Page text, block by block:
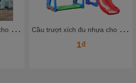
C
ầu trượt xích đu nhựa cho bé CTXDN12_ Dochoikinhbac C
ầu trượt xích đu nhựa cho bé CTXDN10_ Dochoikinhbac
1₫